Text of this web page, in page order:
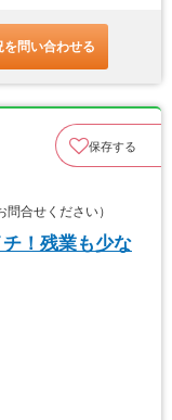
問い合わせる
保存する
合せください）
チ！残業も少な